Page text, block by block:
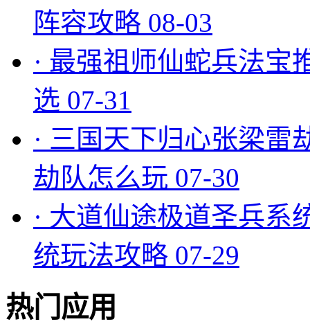
阵容攻略 08-03
· 最强祖师仙蛇兵法宝
选 07-31
· 三国天下归心张梁雷
劫队怎么玩 07-30
· 大道仙途极道圣兵系
统玩法攻略 07-29
热门应用